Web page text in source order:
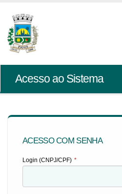
Acesso ao Sistema
ACESSO COM SENHA
Login (CNPJ/CPF) *